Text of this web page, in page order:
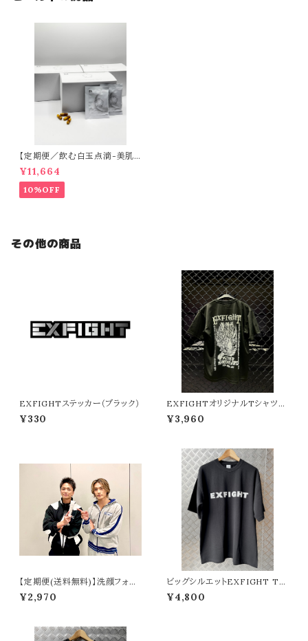
【定期便／飲む白玉点滴-美肌
目的の方-】CLEAR（60日分）
¥11,664
10%OFF
その他の商品
EXFIGHTステッカー（ブラック）
¥330
EXFIGHTオリジナルTシャツ
（黒）
¥3,960
【定期便(送料無料)】洗顔フォー
ム 『a』BALLISTIK BOYZ RY
UTA ＆ MASA produce
¥2,970
ビッグシルエットEXFIGHT Tシ
ャツ（ブラック）
¥4,800